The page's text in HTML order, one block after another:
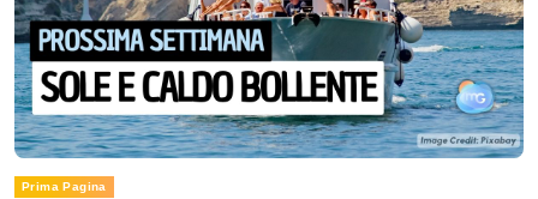
Prima Pagina